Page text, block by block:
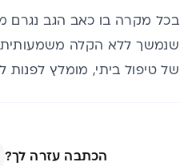
בכל מקרה בו כאב הגב נגרם
שנמשך ללא הקלה
של טיפול ביתי, מומלץ לפנות
הכתבה עזרה לך?